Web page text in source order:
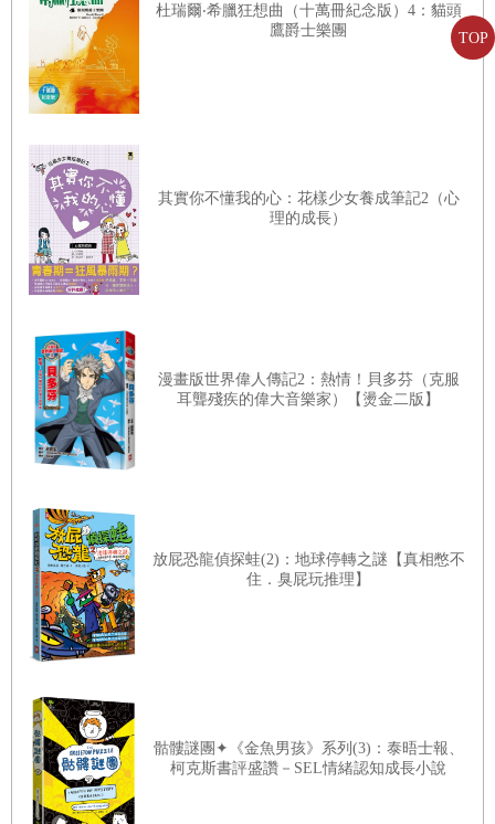
TOP
杜瑞爾‧希臘狂想曲（十萬冊紀念版）4：貓頭
鷹爵士樂團
其實你不懂我的心：花樣少女養成筆記2（心
理的成長）
漫畫版世界偉人傳記2：熱情！貝多芬（克服
耳聾殘疾的偉大音樂家）【燙金二版】
放屁恐龍偵探蛙(2)：地球停轉之謎【真相憋不
住．臭屁玩推理】
骷髏謎團✦《金魚男孩》系列(3)：泰晤士報、
柯克斯書評盛讚－SEL情緒認知成長小說